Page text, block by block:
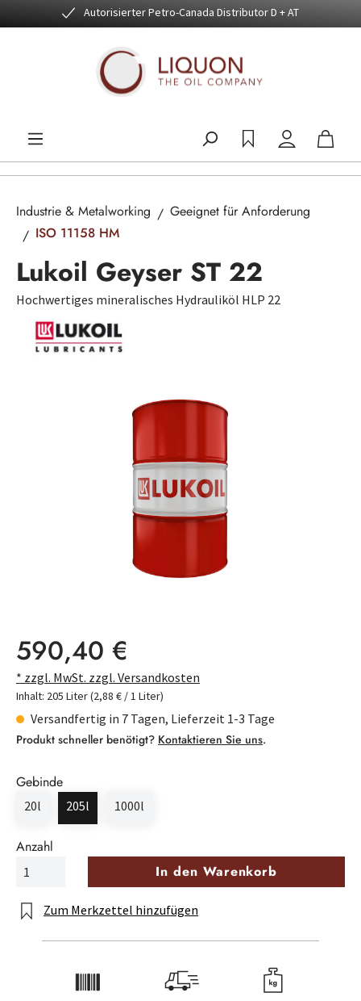
Zum Hauptinhalt springenAutorisierter Petro-Canada Distributor D + AT
Industrie & Metalworking
Geeignet für Anforderung
ISO 11158 HM
Lukoil Geyser ST 22
Hochwertiges mineralisches Hydrauliköl HLP 22
Bildergalerie überspringen
Regulärer Preis:
590,40 €
* zzgl. MwSt. zzgl. Versandkosten
Inhalt: 205 Liter(2,88 € / 1 Liter)
Versandfertig in 7 Tagen, Lieferzeit 1-3 Tage
Produkt schneller benötigt? Kontaktieren Sie uns.
Gebinde
20l 205l 1000l
Anzahl
In den Warenkorb
Zum Merkzettel hinzufügen